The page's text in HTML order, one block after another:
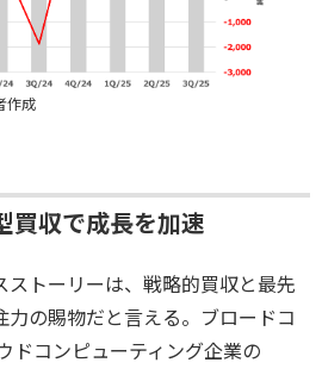
作成
買収で成長を加速
ストーリーは、戦略的買収と最先
の賜物だと言える。ブロードコ
ドコンピューティング企業の